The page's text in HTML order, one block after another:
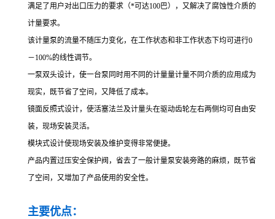
满足了用户对出口压力的要求（*可达100巴），又解决了腐蚀性介质的
计量要求。
该计量泵的流量不随压力变化，在工作状态和非工作状态下均可进行0
－100%的线性调节。
一泵双头设计，使一台泵同时用不同的计量量计量不同介质的应用成为
现实，既节省了空间，又降低了成本。
镜面反照式设计，使活塞法兰及计量头在驱动齿轮左右两侧均可自由安
装，现场安装灵活。
模块式设计使现场安装及维护变得非常便捷。
产品内置过压安全保护阀，省去了一般计量泵安装旁路的麻烦，既节省
了空间，又增加了产品使用的安全性。
主要优点：